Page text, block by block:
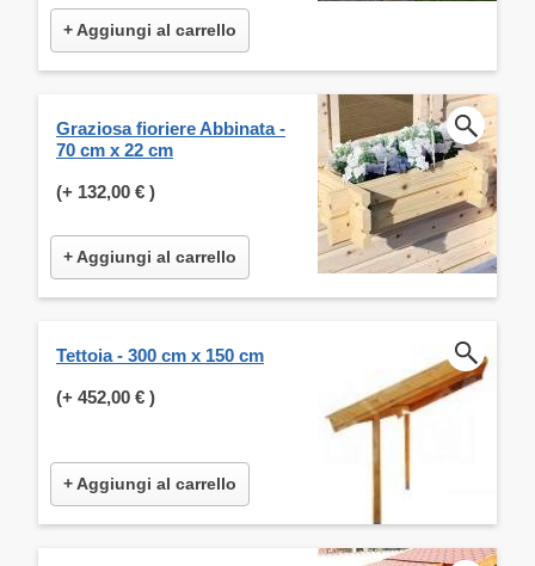
+ Aggiungi al carrello
Graziosa fioriere Abbinata -
70 cm x 22 cm
(+ 132,00 € )
+ Aggiungi al carrello
Tettoia - 300 cm x 150 cm
(+ 452,00 € )
+ Aggiungi al carrello